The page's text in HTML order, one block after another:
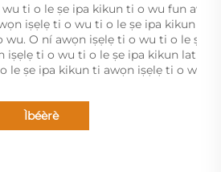
ti o le ṣe ipa kikun ti o wu fun
iṣẹlẹ ti o wu ti o le ṣe ipa kikun
wu. O ní awọn iṣẹlẹ ti o wu ti o le ṣe
iṣẹlẹ ti o wu ti o le ṣe ipa kikun lati ṣe
le ṣe ipa kikun ti awọn iṣẹlẹ ti o wu ti
Ìbéèrè